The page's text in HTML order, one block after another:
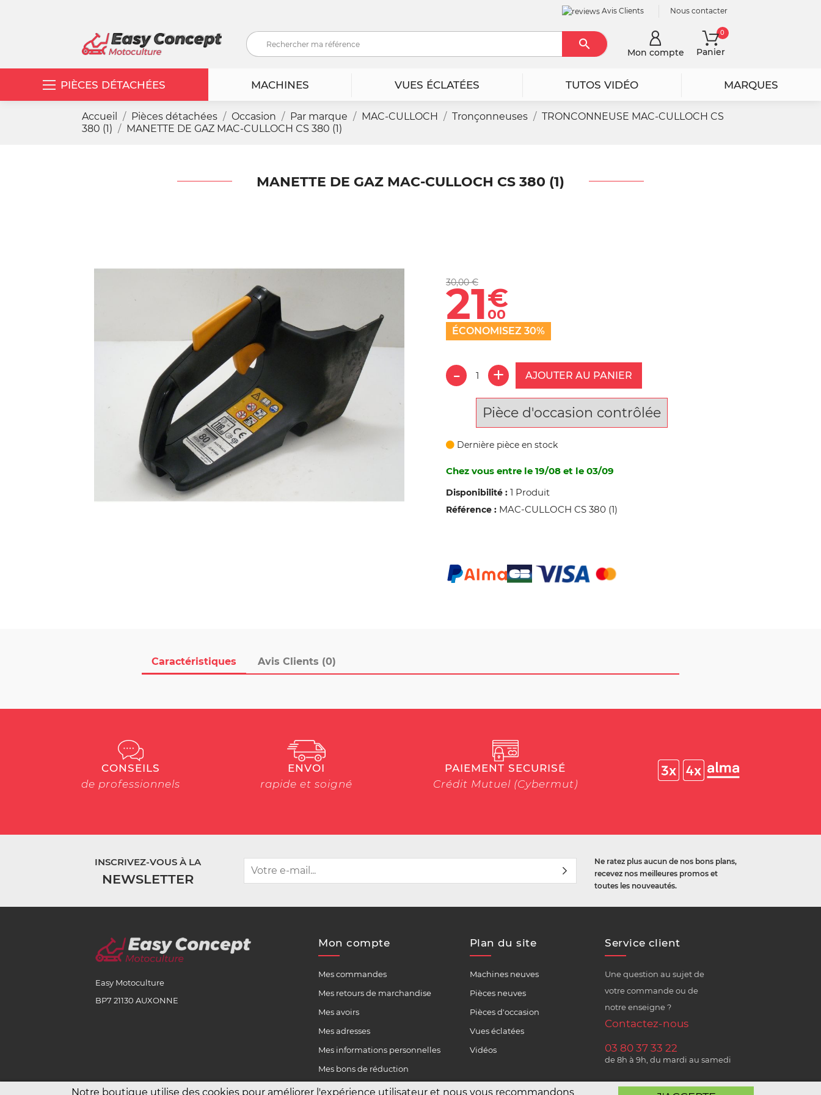
Notre boutique utilise des cookies pour améliorer l'expérience utilisateur et nous vous recommandons
Avis Clients Nous contacter
RechercherMon compte Panier
0
PIÈCES DÉTACHÉES MACHINES VUES ÉCLATÉES TUTOS VIDÉO MARQUES
Accueil Pièces détachées Occasion Par marque MAC-CULLOCH Tronçonneuses
TRONCONNEUSE MAC-CULLOCH CS
380 (1)
MANETTE DE GAZ MAC-CULLOCH CS 380 (1)
MANETTE DE GAZ MAC-CULLOCH CS 380 (1)
Caractéristiques Avis Clients (0)
30,00 €
21€
00
ÉCONOMISEZ 30%
AJOUTER AU PANIER
Pièce d'occasion contrôlée
Dernière pièce en stock
Chez vous entre le 19/08 et le 03/09
Disponibilité : 1 Produit
Référence : MAC-CULLOCH CS 380 (1)
CONSEILS
de professionnels
ENVOI
rapide et soigné
PAIEMENT SECURISÉ
Crédit Mutuel (Cybermut)
INSCRIVEZ-VOUS À LA
NEWSLETTER
Ne ratez plus aucun de nos bons plans,
recevez nos meilleures promos et
toutes les nouveautés.
Easy Motoculture
BP7 21130 AUXONNE
Mon compte
Mes commandes
Mes retours de marchandise
Mes avoirs
Mes adresses
Mes informations personnelles
Mes bons de réduction
Plan du site
Machines neuves
Pièces neuves
Pièces d'occasion
Vues éclatées
Vidéos
Service client
Une question au sujet de
votre commande ou de
notre enseigne ?
Contactez-nous
03 80 37 33 22
de 8h à 9h, du mardi au samedi